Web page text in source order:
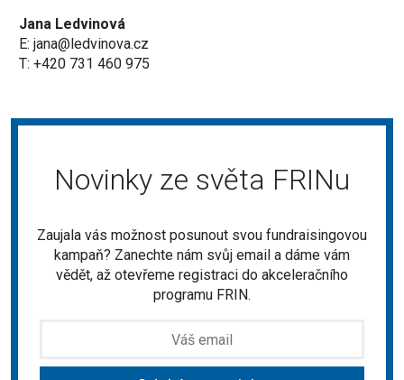
Jana Ledvinová
E: jana@ledvinova.cz
T: +420 731 460 975
Novinky ze světa FRINu
Zaujala vás možnost posunout svou fundraisingovou
kampaň? Zanechte nám svůj email a dáme vám
vědět, až otevřeme registraci do akceleračního
programu FRIN.